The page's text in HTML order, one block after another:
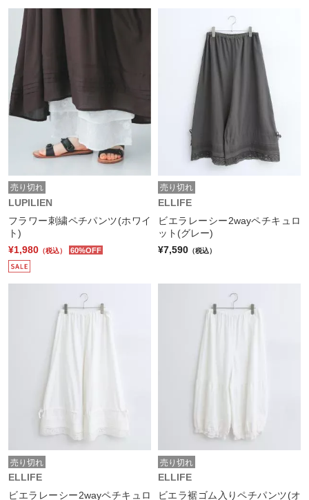
売り切れ
LUPILIEN
フラワー刺繍ペチパンツ(ホワイ
ト)
¥1,980 （税込） 60%OFF
売り切れ
ELLIFE
ビエラレーシー2wayペチキュロ
ット(グレー)
¥7,590 （税込）
売り切れ
ELLIFE
ビエラレーシー2wayペチキュロ
売り切れ
ELLIFE
ビエラ裾ゴム入りペチパンツ(オ